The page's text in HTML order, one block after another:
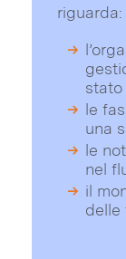
riguarda:
stato
le
una
le
nel
il
delle